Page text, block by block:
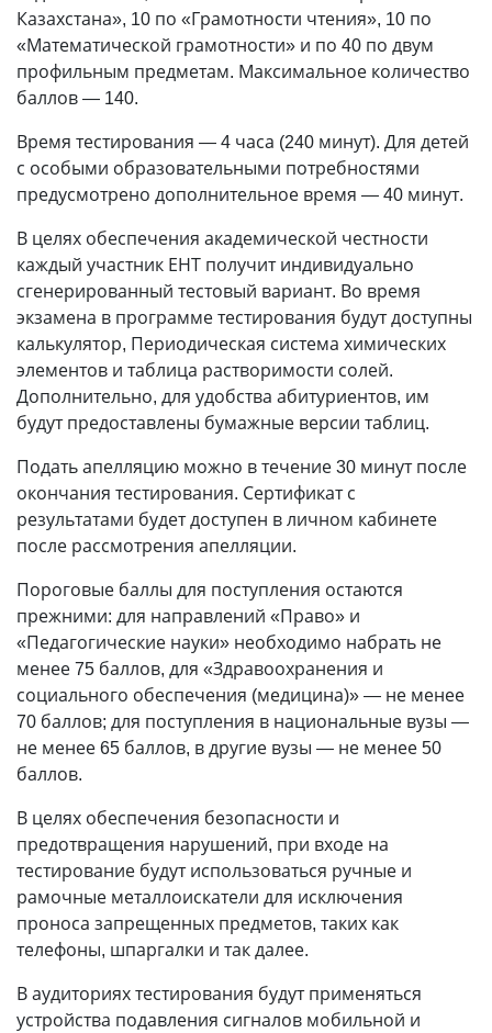
Казахстана», 10 по «Грамотности чтения», 10 по
«Математической грамотности» и по 40 по двум
профильным предметам. Максимальное количество
баллов — 140.
Время тестирования — 4 часа (240 минут). Для детей
с особыми образовательными потребностями
предусмотрено дополнительное время — 40 минут.
В целях обеспечения академической честности
каждый участник ЕНТ получит индивидуально
сгенерированный тестовый вариант. Во время
экзамена в программе тестирования будут доступны
калькулятор, Периодическая система химических
элементов и таблица растворимости солей.
Дополнительно, для удобства абитуриентов, им
будут предоставлены бумажные версии таблиц.
Подать апелляцию можно в течение 30 минут после
окончания тестирования. Сертификат с
результатами будет доступен в личном кабинете
после рассмотрения апелляции.
Пороговые баллы для поступления остаются
прежними: для направлений «Право» и
«Педагогические науки» необходимо набрать не
менее 75 баллов, для «Здравоохранения и
социального обеспечения (медицина)» — не менее
70 баллов; для поступления в национальные вузы —
не менее 65 баллов, в другие вузы — не менее 50
баллов.
В целях обеспечения безопасности и
предотвращения нарушений, при входе на
тестирование будут использоваться ручные и
рамочные металлоискатели для исключения
проноса запрещенных предметов, таких как
телефоны, шпаргалки и так далее.
В аудиториях тестирования будут применяться
устройства подавления сигналов мобильной и